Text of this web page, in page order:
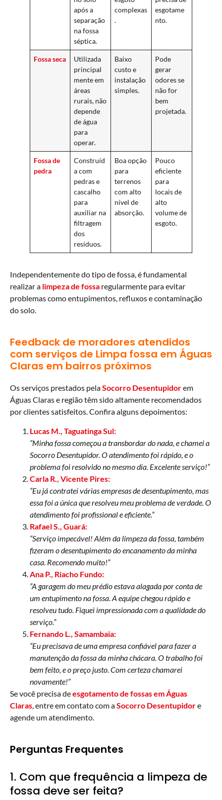
após a
separação
na fossa
séptica.
complexas
.
esgotame
nto.
Fossa seca
Utilizada
principal
mente em
áreas
rurais, não
depende
de água
para
operar.
Baixo
custo e
instalação
simples.
Pode
gerar
odores se
não for
bem
projetada.
Fossa de
pedra
Construíd
a com
pedras e
cascalho
para
auxiliar na
filtragem
dos
resíduos.
Boa opção
para
terrenos
com alto
nível de
absorção.
Pouco
eficiente
para
locais de
alto
volume de
esgoto.
Independentemente do tipo de fossa, é fundamental
realizar a limpeza de fossa regularmente para evitar
problemas como entupimentos, refluxos e contaminação
do solo.
Feedback de moradores atendidos
com serviços de Limpa fossa em Águas
Claras em bairros próximos
Os serviços prestados pelaSocorro Desentupidorem
Águas Claras e região têm sido altamente recomendados
por clientes satisfeitos. Confira alguns depoimentos:
Lucas M., Taguatinga Sul:
“Minha fossa começou a transbordar do nada, e chamei a
Socorro Desentupidor. O atendimento foi rápido, e o
problema foi resolvido no mesmo dia. Excelente serviço!”
Carla R., Vicente Pires:
“Eu já contratei várias empresas de desentupimento, mas
essa foi a única que resolveu meu problema de verdade. O
atendimento foi profissional e eficiente.”
Rafael S., Guará:
“Serviço impecável! Além da limpeza da fossa, também
fizeram o desentupimento do encanamento da minha
casa. Recomendo muito!”
Ana P., Riacho Fundo:
“A garagem do meu prédio estava alagada por conta de
um entupimento na fossa. A equipe chegou rápido e
resolveu tudo. Fiquei impressionada com a qualidade do
serviço.”
Fernando L., Samambaia:
“Eu precisava de uma empresa confiável para fazer a
manutenção da fossa da minha chácara. O trabalho foi
bem feito, e o preço justo. Com certeza chamarei
novamente!”
Se você precisa deesgotamento de fossas em Águas
Claras , entre em contato com aSocorro Desentupidore
agende um atendimento.
Perguntas Frequentes
1. Com que frequência a limpeza de
fossa deve ser feita?